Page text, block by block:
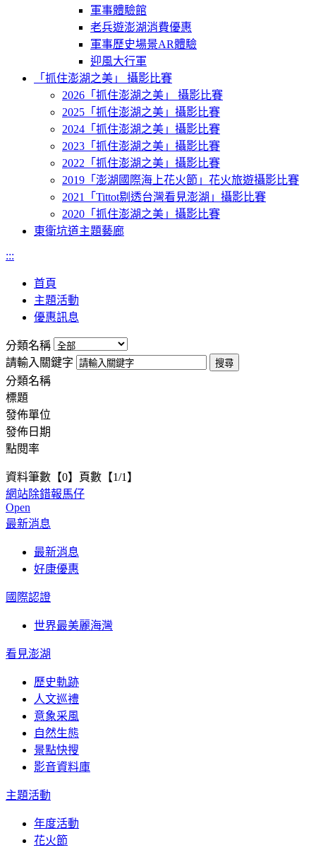
軍事體驗館
老兵遊澎湖消費優惠
軍事歷史場景AR體驗
迎風大行軍
「抓住澎湖之美」 攝影比賽
2026「抓住澎湖之美」 攝影比賽
2025「抓住澎湖之美」攝影比賽
2024「抓住澎湖之美」攝影比賽
2023「抓住澎湖之美」攝影比賽
2022「抓住澎湖之美」攝影比賽
2019「澎湖國際海上花火節」花火旅遊攝影比賽
2021「Tittot剔透台灣看見澎湖」攝影比賽
2020「抓住澎湖之美」攝影比賽
東衛坑道主題藝廊
:::
首頁
主題活動
優惠訊息
分類名稱
請輸入關鍵字
分類名稱
標題
發佈單位
發佈日期
點閱率
資料筆數【0】頁數【1/1】
網站除錯報馬仔
Open
最新消息
最新消息
好康優惠
國際認證
世界最美麗海灣
看見澎湖
歷史軌跡
人文巡禮
意象采風
自然生態
景點快搜
影音資料庫
主題活動
年度活動
花火節